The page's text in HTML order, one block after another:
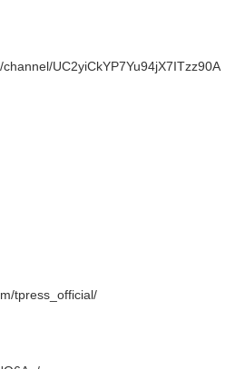
UC2yiCkYP7Yu94jX7ITzz90A
tpress_official/